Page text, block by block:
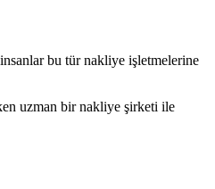
bu tür nakliye işletmelerine
uzman bir nakliye şirketi ile